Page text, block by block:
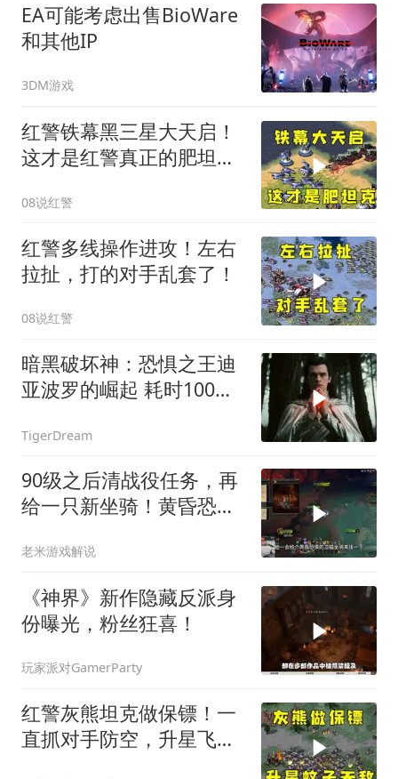
EA可能考虑出售BioWare
和其他IP
3DM游戏
红警铁幕黑三星大天启！
这才是红警真正的肥坦
08说红警
红警多线操作进攻！左右
拉扯，打的对手乱套了！
08说红警
暗黑破坏神：恐惧之王迪
亚波罗的崛起 耗时100个
番外短片
TigerDream
90级之后清战役任务，再
给一只新坐骑！黄昏恐惧
老米游戏解说
《神界》新作隐藏反派身
份曝光，粉丝狂喜！
玩家派对GamerParty
红警灰熊坦克做保镖！一
直抓对手防空，升星飞兵